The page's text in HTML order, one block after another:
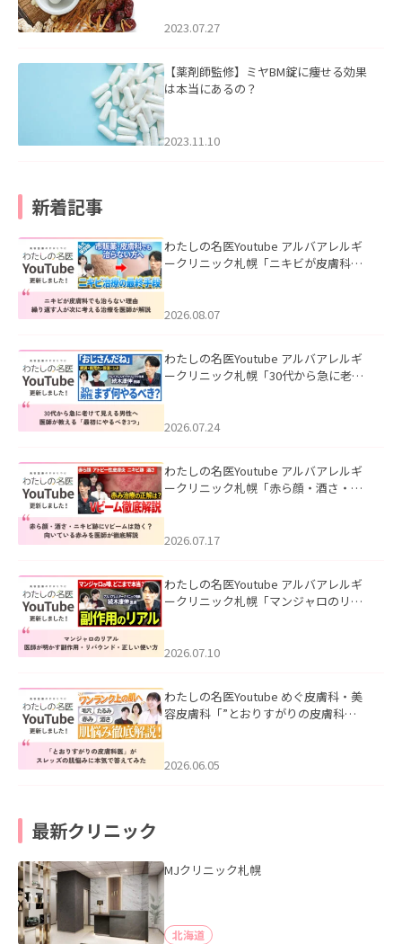
2023.07.27
【薬剤師監修】ミヤBM錠に痩せる効果
は本当にあるの？
2023.11.10
新着記事
わたしの名医Youtube アルバアレルギ
ークリニック札幌「ニキビが皮膚科で
ました。
2026.08.07
わたしの名医Youtube アルバアレルギ
ークリニック札幌「30代から急に老け
た。
2026.07.24
わたしの名医Youtube アルバアレルギ
ークリニック札幌「赤ら顔・酒さ・ニ
した。
2026.07.17
わたしの名医Youtube アルバアレルギ
ークリニック札幌「マンジャロのリア
た。
2026.07.10
わたしの名医Youtube めぐ皮膚科・美
容皮膚科「”とおりすがりの皮膚科
2026.06.05
最新クリニック
MJクリニック札幌
北海道